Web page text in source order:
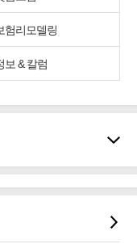
험리모델링
보 & 칼럼
크!
자보험